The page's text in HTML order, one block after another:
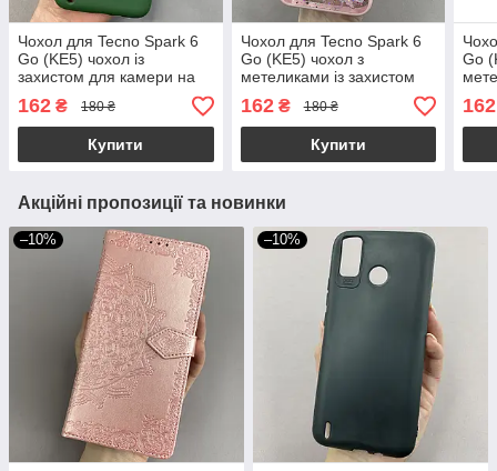
Чохол для Tecno Spark 6
Go (KE5) чохол із
захистом для камери на
телефон техно спарк 6 го
темно-зелений t5g
162 ₴ 180 ₴
Купити
Чохол для Tecno Spark 6
Go (KE5) чохол з
метеликами із захистом
камери на телефон техно
спарк 6 го рожевий a0i
162₴ 180 ₴
Купити
Go
162
Акційні пропозиції та новинки
–10% –10%